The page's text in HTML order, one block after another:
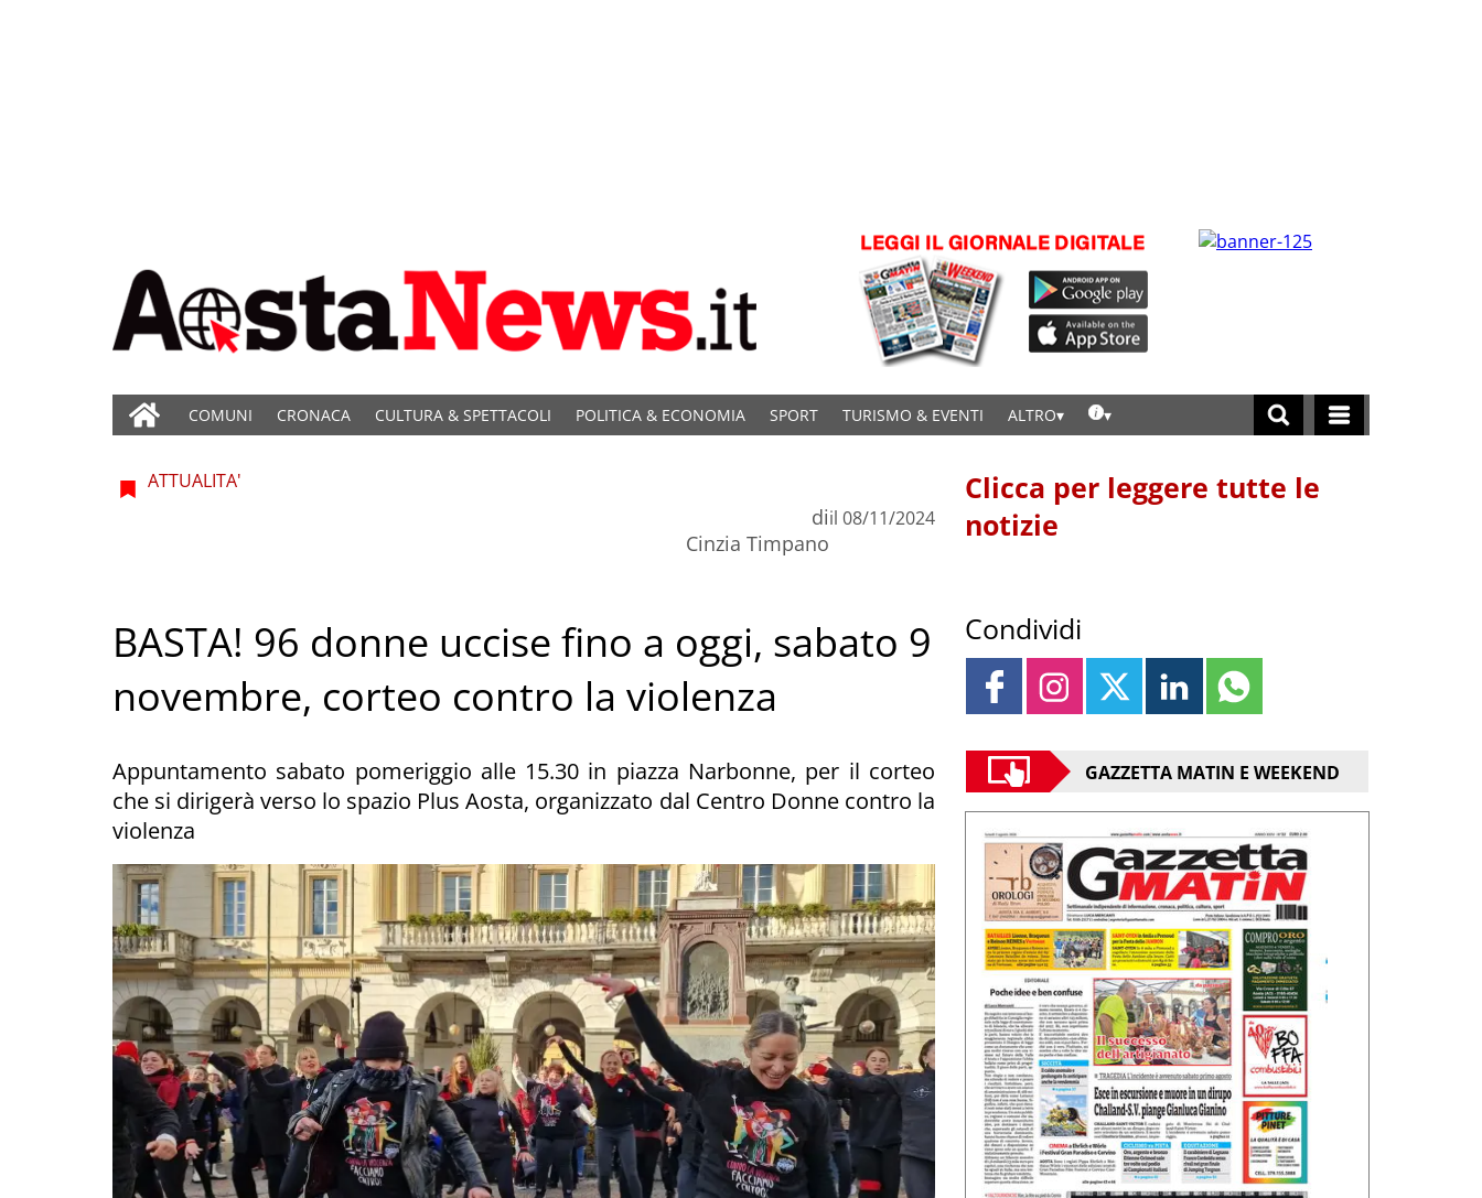
COMUNI CRONACA CULTURA & SPETTACOLI POLITICA & ECONOMIA SPORT TURISMO & EVENTI ALTRO
ATTUALITA'
di
Cinzia Timpano
il 08/11/2024
BASTA! 96 donne uccise fino a oggi, sabato 9
novembre, corteo contro la violenza
Appuntamento sabato pomeriggio alle 15.30 in piazza Narbonne, per il corteo
che si dirigerà verso lo spazio Plus Aosta, organizzato dal Centro Donne contro la
violenza
Clicca per leggere tutte le
notizie
Condividi
GAZZETTA MATIN E WEEKEND